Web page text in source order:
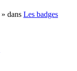
» dans Les badges